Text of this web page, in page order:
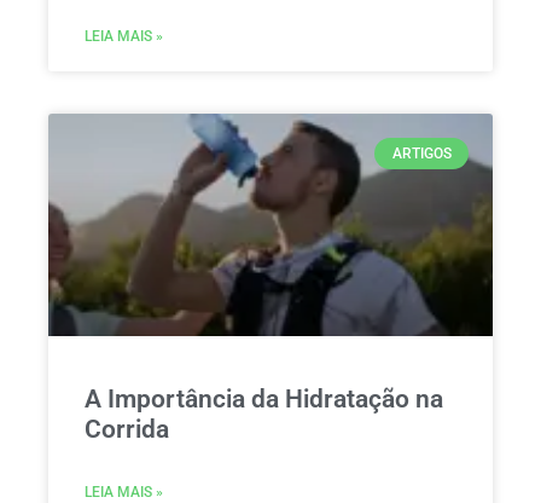
LEIA MAIS »
ARTIGOS
A Importância da Hidratação na
Corrida
LEIA MAIS »